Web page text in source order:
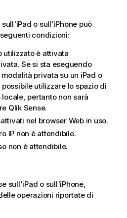
sull'iPad o sull'iPhone può
condizioni:
utilizzato è attivata
Se si sta eseguendo
privata su un iPad o
possibile utilizzare lo spazio di
pertanto non sarà
Qlik Sense.
nel browser Web in uso.
IP non è attendibile.
non è attendibile.
sull'iPad o sull'iPhone,
operazioni riportate di